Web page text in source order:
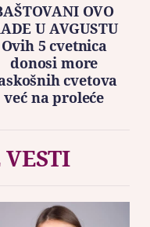
OVO
U AVGUSTU
Ovih 5 cvetnica
donosi more
cvetova
već na proleće
VESTI